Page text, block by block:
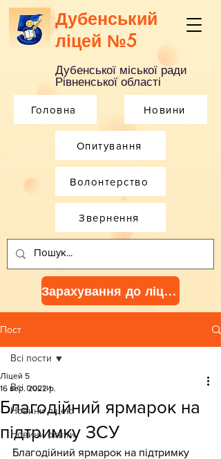
Дубенський
ліцей №5
Дубенської міської ради
Рівненської області
Головна Новини
Опитування
Зарахування до ліцею
Волонтерство
Звернення
Пост
Всі пости
Новини ліцею
Новини освіти
Всі пости
Благодійний ярмарок на
підтримку ЗСУ
Ліцей 5
16 вер. 2022 р.
Благодійний ярмарок на підтримку